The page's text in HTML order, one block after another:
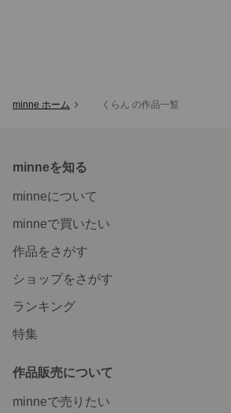
minne ホーム くらん の作品一覧
minneを知る
minneについて
minneで買いたい
作品をさがす
ショップをさがす
ランキング
特集
作品販売について
minneで売りたい